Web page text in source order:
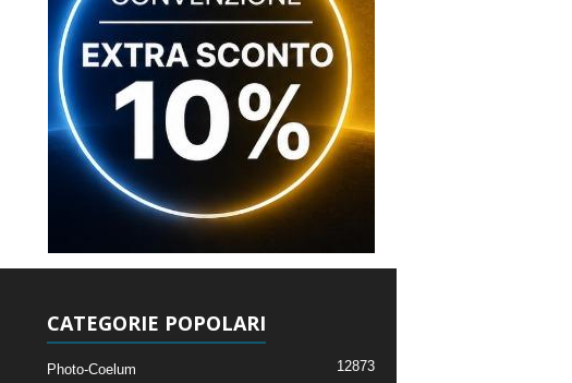
CATEGORIE POPOLARI
Photo-Coelum 12873